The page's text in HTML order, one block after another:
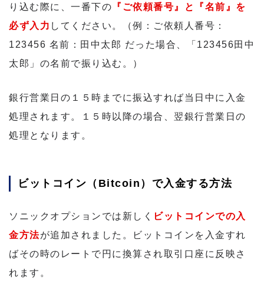
り込む際に、一番下の 『ご依頼番号』と『名前』を
必ず入力 してください。（例：ご依頼人番号：
123456 名前：田中太郎 だった場合、「123456田中
太郎」の名前で振り込む。）
銀行営業日の１５時までに振込すれば当日中に入金
処理されます。１５時以降の場合、翌銀行営業日の
処理となります。
ビットコイン（Bitcoin）で入金する方法
ソニックオプションでは新しく ビットコインでの入
金方法が追加されました。ビットコインを入金すれ
ばその時のレートで円に換算され取引口座に反映さ
れます。